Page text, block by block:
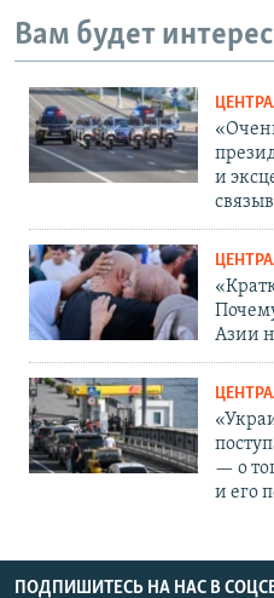
Вам будет
и
Азии
— о
и его
ПОДПИШИТЕСЬ НА НАС В